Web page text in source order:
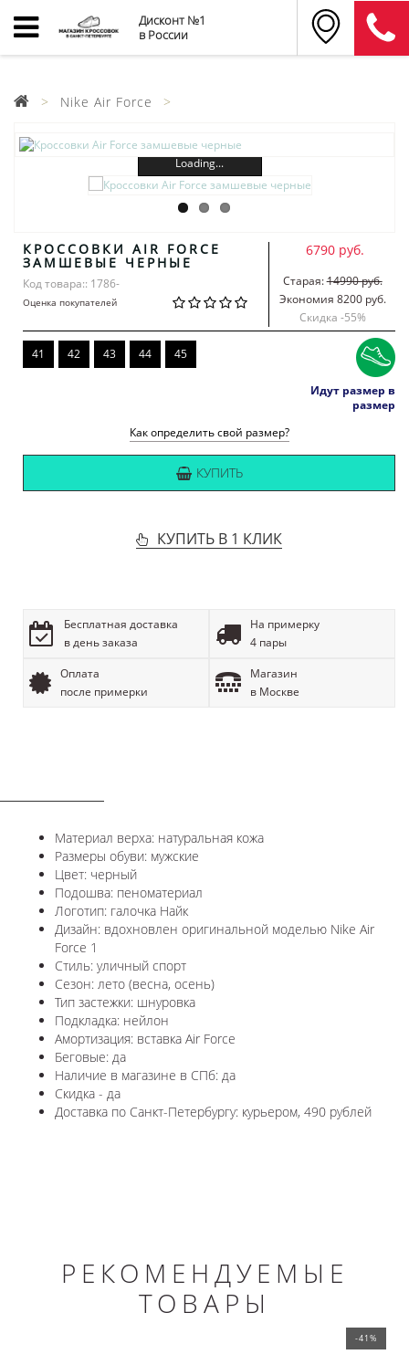
Дисконт №1
в России
Nike Air Force
Loading...
КРОССОВКИ AIR FORCE
ЗАМШЕВЫЕ ЧЕРНЫЕ
Код товара:: 1786-
Оценка покупателей
6790 руб.
Старая:14990 руб.
Экономия 8200 руб.
Скидка -55%
41 42 43 44 45
Идут размер в
размер
Как определить свой размер?
КУПИТЬ
КУПИТЬ В 1 КЛИК
Бесплатная доставка
в день заказа
На примерку
4 пары
Оплата
после примерки
Магазин
в Москве
Материал верха: натуральная кожа
Размеры обуви: мужские
Цвет: черный
Подошва: пеноматериал
Логотип: галочка Найк
Дизайн: вдохновлен оригинальной моделью Nike Air
Force 1
Стиль: уличный спорт
Сезон: лето (весна, осень)
Тип застежки: шнуровка
Подкладка: нейлон
Амортизация: вставка Air Force
Беговые: да
Наличие в магазине в СПб: да
Скидка - да
Доставка по Санкт-Петербургу: курьером, 490 рублей
РЕКОМЕНДУЕМЫЕ
ТОВАРЫ
-41%